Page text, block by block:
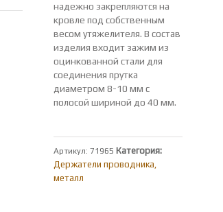
надежно закрепляются на
кровле под собственным
весом утяжелителя. В состав
изделия входит зажим из
оцинкованной стали для
соединения прутка
диаметром 8-10 мм с
полосой шириной до 40 мм.
Артикул:71965 Категория:
Держатели проводника,
металл